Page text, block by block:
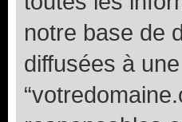
notre base de
diffusées à